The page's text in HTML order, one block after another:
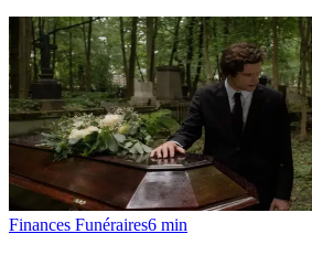
Finances Funéraires6 min